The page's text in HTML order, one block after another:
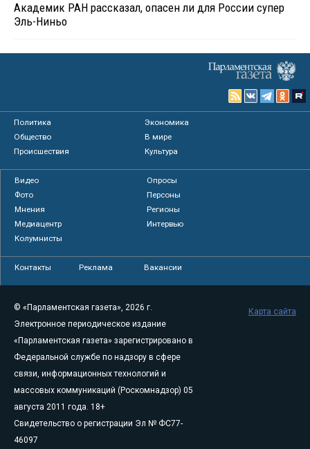
Академик РАН рассказал, опасен ли для России супер
Эль-Ниньо
Политика
Экономика
Общество
В мире
Происшествия
Культура
Видео
Опросы
Фото
Персоны
Мнения
Регионы
Медиацентр
Интервью
Колумнисты
Контакты Реклама Вакансии
© «Парламентская газета», 2026 г.
Электронное периодическое издание
«Парламентская газета» зарегистрировано в
Федеральной службе по надзору в сфере
связи, информационных технологий и
массовых коммуникаций (Роскомнадзор) 05
августа 2011 года. 18+
Свидетельство о регистрации Эл № ФС77-
46097
Карта сайта